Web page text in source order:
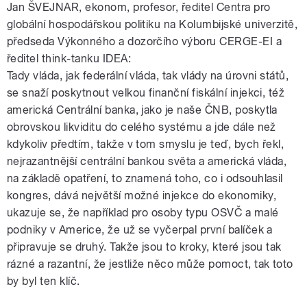
Jan ŠVEJNAR, ekonom, profesor, ředitel Centra pro
globální hospodářskou politiku na Kolumbijské univerzitě,
předseda Výkonného a dozorčího výboru CERGE-EI a
ředitel think-tanku IDEA:
Tady vláda, jak federální vláda, tak vlády na úrovni států,
se snaží poskytnout velkou finanční fiskální injekci, též
americká Centrální banka, jako je naše ČNB, poskytla
obrovskou likviditu do celého systému a jde dále než
kdykoliv předtím, takže v tom smyslu je teď, bych řekl,
nejrazantnější centrální bankou světa a americká vláda,
na základě opatření, to znamená toho, co i odsouhlasil
kongres, dává největší možné injekce do ekonomiky,
ukazuje se, že například pro osoby typu OSVČ a malé
podniky v Americe, že už se vyčerpal první balíček a
připravuje se druhý. Takže jsou to kroky, které jsou tak
rázné a razantní, že jestliže něco může pomoct, tak toto
by byl ten klíč.